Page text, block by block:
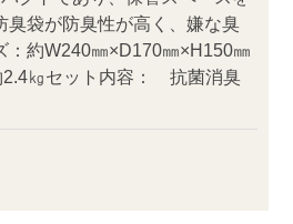
臭袋が防臭性が高く、嫌な臭
：約W240㎜×D170㎜×H150㎜
2.4㎏セット内容： 抗菌消臭